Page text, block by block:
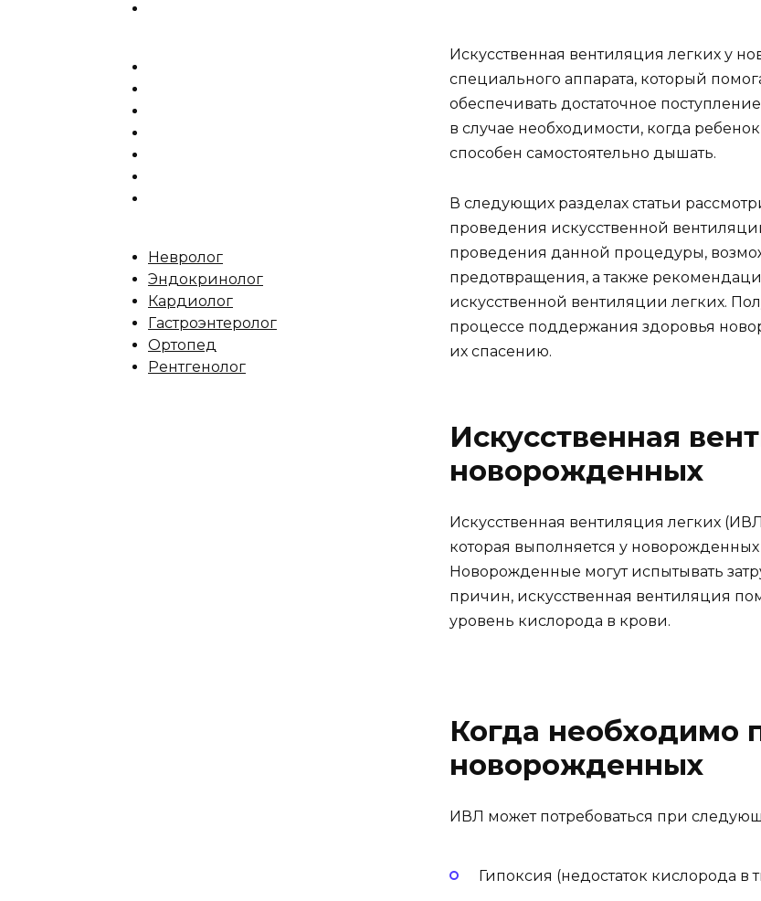
Искусственная вентиляция легких у
специального аппарата, который
обеспечивать достаточное
в случае необходимости, когда
способен самостоятельно дышать.
В следующих разделах статьи
проведения искусственной
проведения данной процедуры,
предотвращения, а также
искусственной вентиляции легких.
процессе поддержания здоровья
их спасению.
Искусственная
новорожденных
Искусственная вентиляция легких
которая выполняется у
Новорожденные могут испытывать
причин, искусственная вентиляция
уровень кислорода в крови.
Когда необходимо
новорожденных
ИВЛ может потребоваться при
Гипоксия (недостаток кислорода в
Невролог
Эндокринолог
Кардиолог
Гастроэнтеролог
Ортопед
Рентгенолог